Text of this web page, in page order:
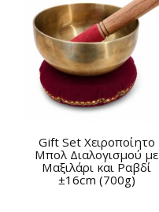
Gift Set Χειροποίητο
Μπολ Διαλογισμού με
Μαξιλάρι και Ραβδί
±16cm (700g)